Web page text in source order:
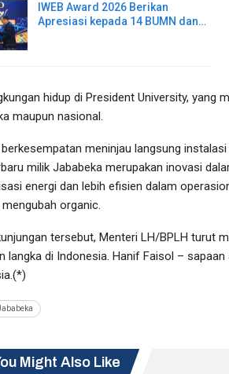
IWEB Award 2026 Berikan
Apresiasi kepada 14 BUMN dan…
hidup di President University, yang
maupun nasional.
meninjau langsung
milik Jababeka merupakan inovasi
energi dan lebih efisien dalam
organic.
tersebut, Menteri LH/BPLH turut
langka di Indonesia. Hanif Faisol –
Might Also Like